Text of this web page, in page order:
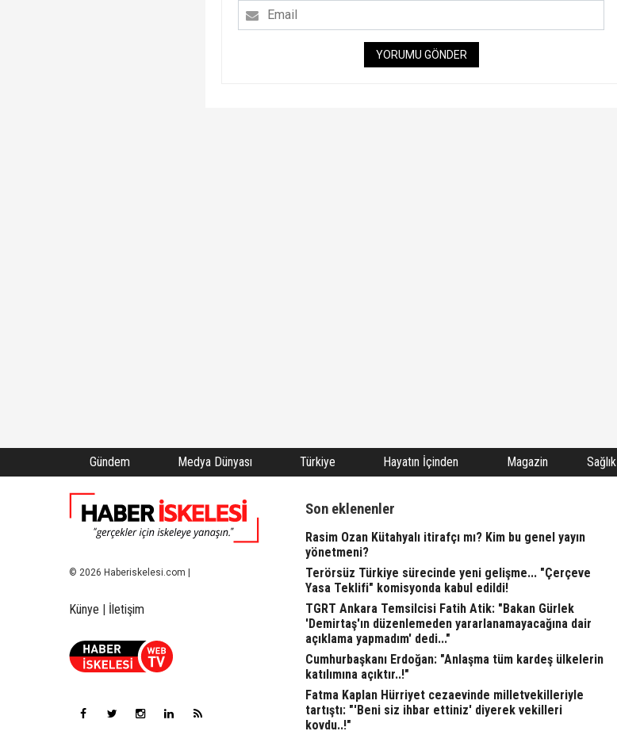
YORUMU GÖNDER
Gündem Medya Dünyası Türkiye Hayatın İçinden Magazin Sağlık
© 2026 Haberiskelesi.com |
Künye | İletişim
Son eklenenler
Rasim Ozan Kütahyalı itirafçı mı? Kim bu genel yayın
yönetmeni?
Terörsüz Türkiye sürecinde yeni gelişme... "Çerçeve
Yasa Teklifi" komisyonda kabul edildi!
TGRT Ankara Temsilcisi Fatih Atik: "Bakan Gürlek
'Demirtaş'ın düzenlemeden yararlanamayacağına dair
açıklama yapmadım' dedi..."
Cumhurbaşkanı Erdoğan: "Anlaşma tüm kardeş ülkelerin
katılımına açıktır..!"
Fatma Kaplan Hürriyet cezaevinde milletvekilleriyle
tartıştı: "'Beni siz ihbar ettiniz' diyerek vekilleri
kovdu..!"